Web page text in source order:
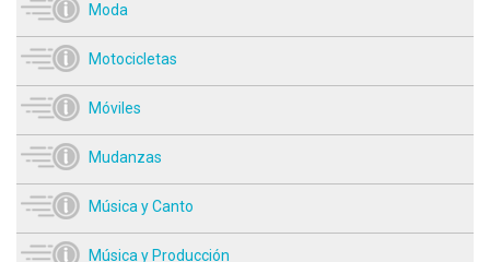
Moda
Motocicletas
Móviles
Mudanzas
Música y Canto
Música y Producción